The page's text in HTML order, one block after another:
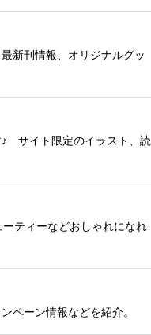
新刊情報、オリジナルグッ
♪ サイト限定のイラスト、読
ティーなどおしゃれになれ
ペーン情報などを紹介。